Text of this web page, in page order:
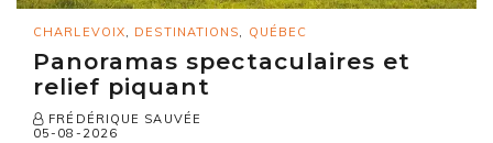
CHARLEVOIX, DESTINATIONS, QUÉBEC
Panoramas spectaculaires et
relief piquant
FRÉDÉRIQUE SAUVÉE
05-08-2026